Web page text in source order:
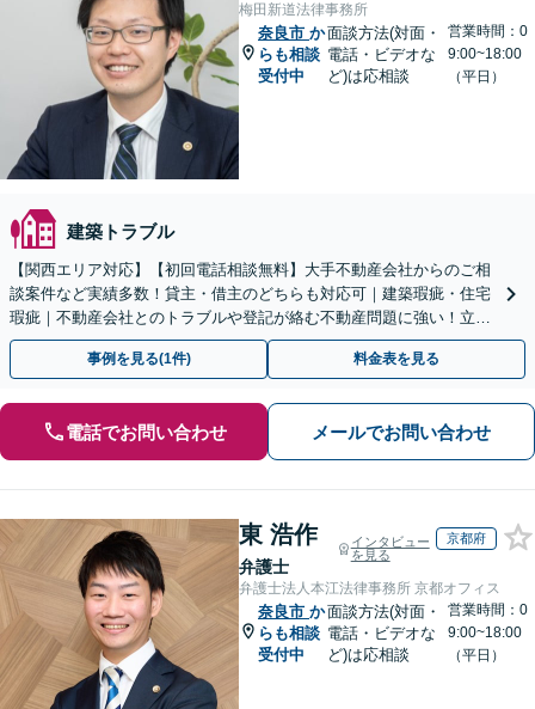
梅田新道法律事務所
奈良市 か
らも相談
受付中
面談方法(対面・
電話・ビデオな
ど)は応相談
営業時間：0
9:00~18:00
（平日）
建築トラブル
【関西エリア対応】【初回電話相談無料】大手不動産会社からのご相
談案件など実績多数！貸主・借主のどちらも対応可｜建築瑕疵・住宅
瑕疵｜不動産会社とのトラブルや登記が絡む不動産問題に強い！立ち
退き／建物の明け渡し請求【Zooｍ相談可】
事例を見る(1件) 料金表を見る
電話でお問い合わせ メールでお問い合わせ
東 浩作
弁護士
インタビュー
を見る
京都府
弁護士法人本江法律事務所 京都オフィス
奈良市 か
らも相談
受付中
面談方法(対面・
電話・ビデオな
ど)は応相談
営業時間：0
9:00~18:00
（平日）